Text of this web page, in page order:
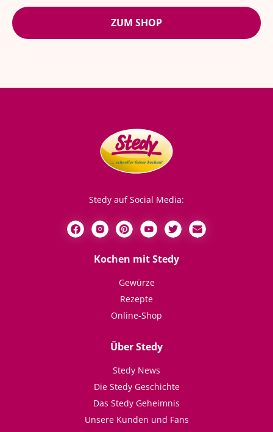
ZUM SHOP
Stedy auf Social Media:
Kochen mit Stedy
Gewürze
Rezepte
Online-Shop
Über Stedy
Stedy News
Die Stedy Geschichte
Das Stedy Geheimnis
Unsere Kunden und Fans